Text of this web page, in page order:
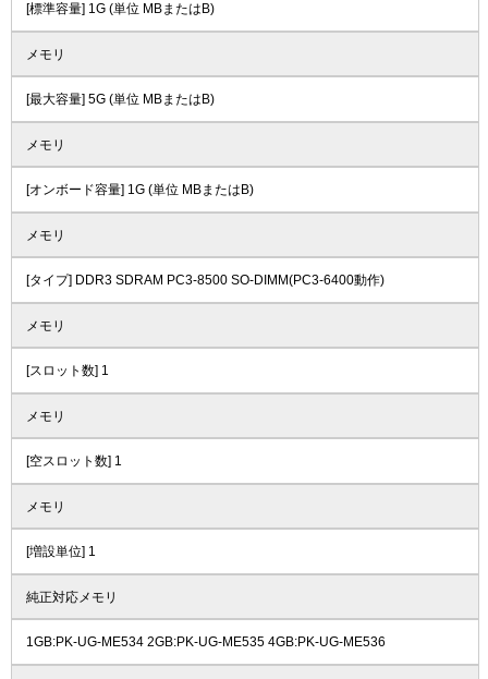
[標準容量] 1G (単位 MBまたはB)
メモリ
[最大容量] 5G (単位 MBまたはB)
メモリ
[オンボード容量] 1G (単位 MBまたはB)
メモリ
[タイプ] DDR3 SDRAM PC3-8500 SO-DIMM(PC3-6400動作)
メモリ
[スロット数] 1
メモリ
[空スロット数] 1
メモリ
[増設単位] 1
純正対応メモリ
1GB:PK-UG-ME534 2GB:PK-UG-ME535 4GB:PK-UG-ME536